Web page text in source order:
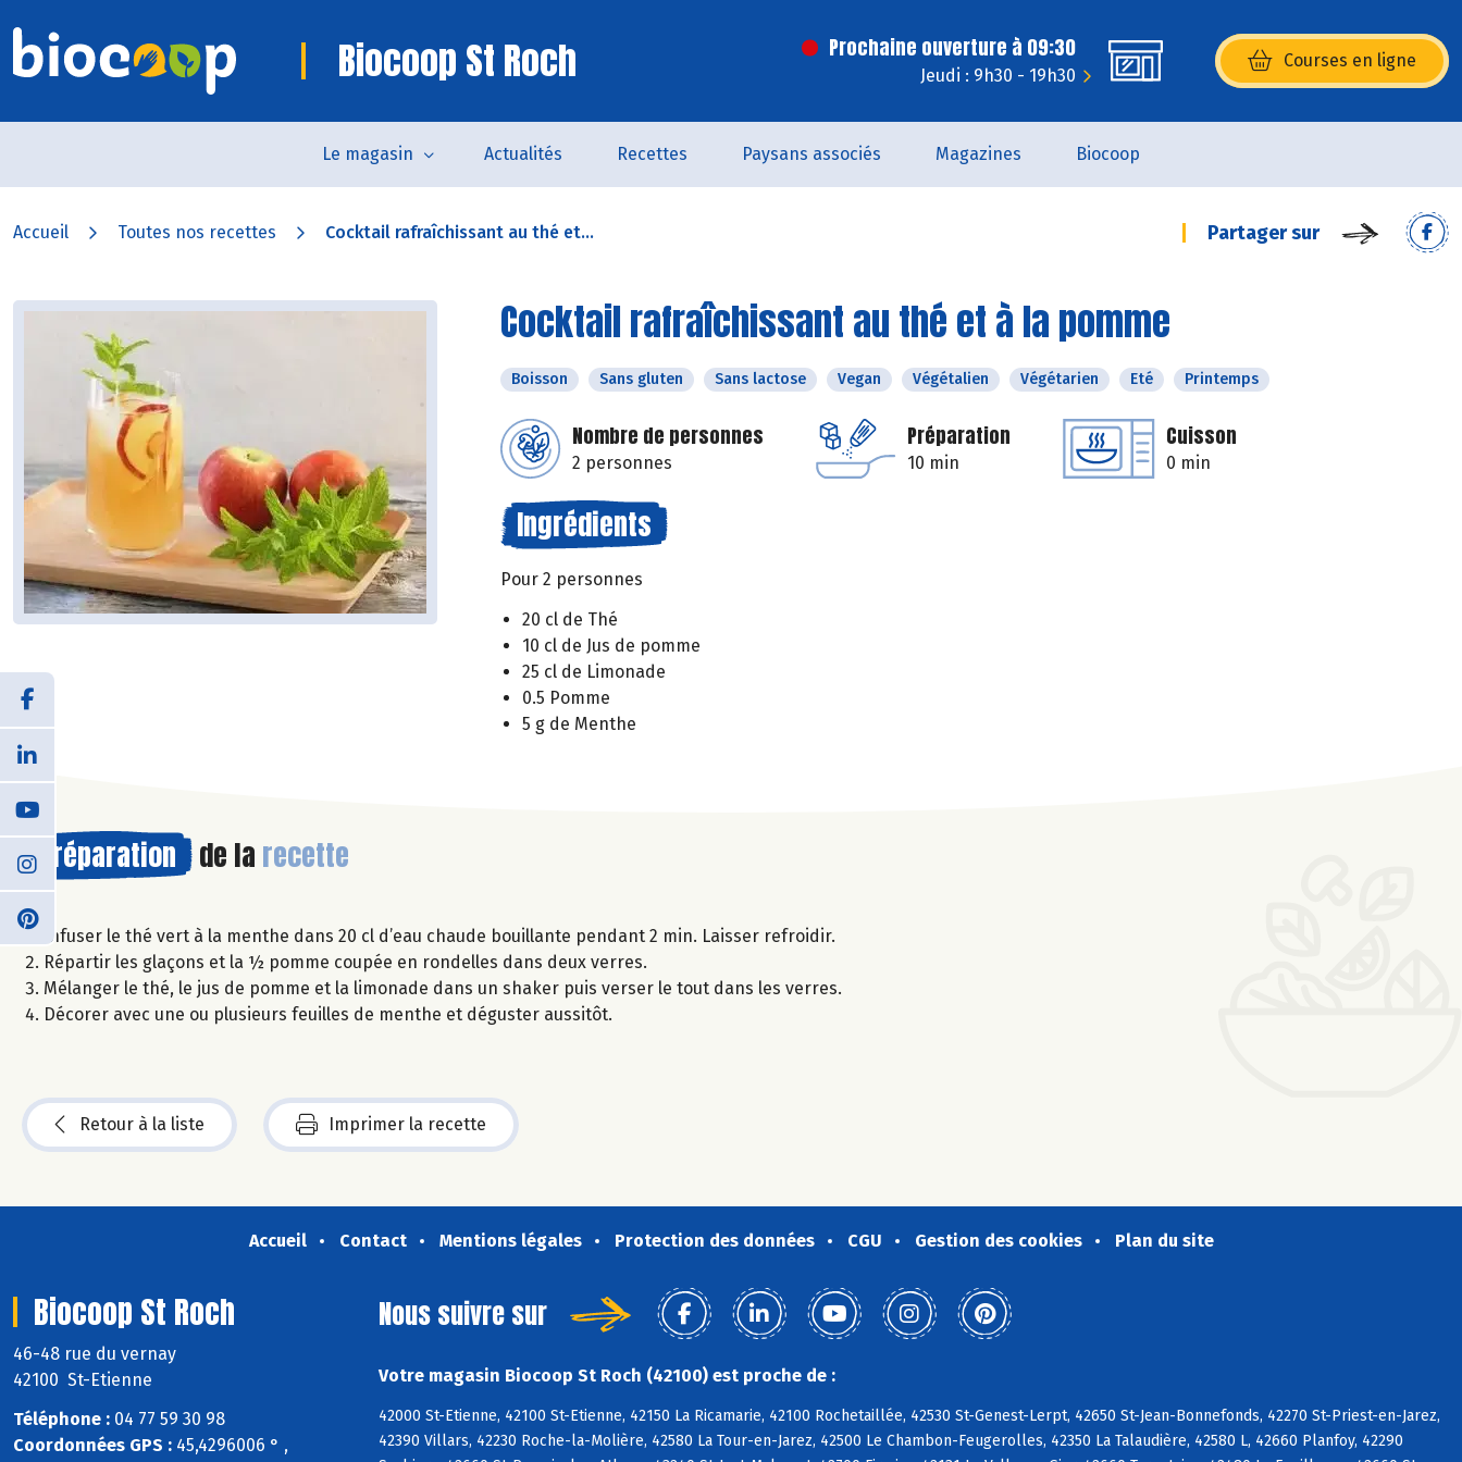
Biocoop St Roch Prochaine ouverture à 09:30
Jeudi : 9h30 - 19h30
Courses en ligne
(s’ouvre dans une nouvelle
Le magasin Actualités Recettes Paysans associés Magazines Biocoop
Accueil Toutes nos recettes Cocktail rafraîchissant au thé et... Partager sur
Cocktail rafraîchissant au thé et à la pomme
Boisson Sans gluten Sans lactose Vegan Végétalien Végétarien Eté Printemps
Nombre de personnes
2 personnes
Préparation
10 min
Cuisson
0 min
Ingrédients
Pour 2 personnes
20 cl de Thé
10 cl de Jus de pomme
25 cl de Limonade
0.5 Pomme
5 g de Menthe
Préparation de la recette
Infuser le thé vert à la menthe dans 20 cl d’eau chaude bouillante pendant 2 min. Laisser refroidir.
Répartir les glaçons et la ½ pomme coupée en rondelles dans deux verres.
Mélanger le thé, le jus de pomme et la limonade dans un shaker puis verser le tout dans les verres.
Décorer avec une ou plusieurs feuilles de menthe et déguster aussitôt.
Retour à la liste Imprimer la recette
Accueil Contact Mentions légales Protection des données CGU Gestion des cookies Plan du site
Biocoop St Roch
46-48 rue du vernay
42100 St-Etienne
Téléphone : 04 77 59 30 98
Coordonnées GPS : 45,4296006 ° ,
Nous suivre sur
Votre magasin Biocoop St Roch (42100) est proche de :
42000 St-Etienne, 42100 St-Etienne, 42150 La Ricamarie, 42100 Rochetaillée, 42530 St-Genest-Lerpt, 42650 St-Jean-Bonnefonds, 42270 St-Priest-en-Jarez,
42390 Villars, 42230 Roche-la-Molière, 42580 La Tour-en-Jarez, 42500 Le Chambon-Feugerolles, 42350 La Talaudière, 42580 L, 42660 Planfoy, 42290